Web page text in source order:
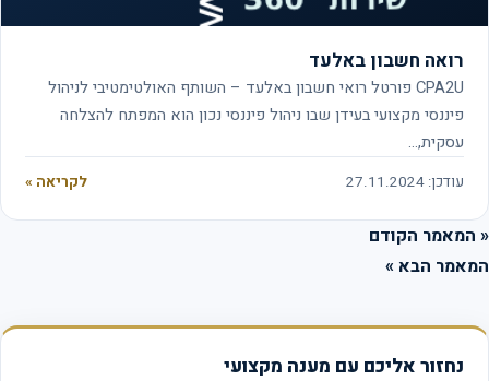
רואה חשבון באלעד
CPA2U פורטל רואי חשבון באלעד – השותף האולטימטיבי לניהול
פיננסי מקצועי בעידן שבו ניהול פיננסי נכון הוא המפתח להצלחה
עסקית,…
עודכן: 27.11.2024 לקריאה »
הקודם
הבא »
נחזור אליכם עם מענה מקצועי